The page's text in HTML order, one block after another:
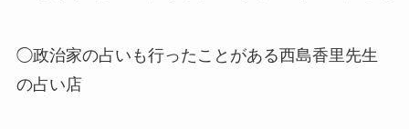
◯政治家の占いも行ったことがある西島香里先生
の占い店